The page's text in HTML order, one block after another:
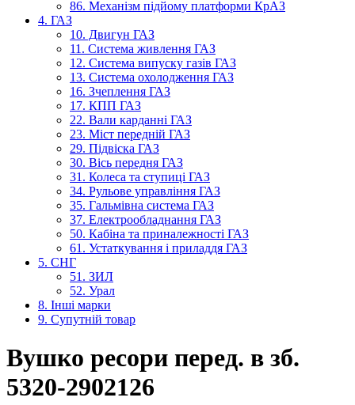
86. Механізм підйому платформи КрАЗ
4. ГАЗ
10. Двигун ГАЗ
11. Система живлення ГАЗ
12. Система випуску газів ГАЗ
13. Система охолодження ГАЗ
16. Зчеплення ГАЗ
17. КПП ГАЗ
22. Вали карданні ГАЗ
23. Міст передній ГАЗ
29. Підвіска ГАЗ
30. Вісь передня ГАЗ
31. Колеса та ступиці ГАЗ
34. Рульове управління ГАЗ
35. Гальмівна система ГАЗ
37. Електрообладнання ГАЗ
50. Кабіна та приналежності ГАЗ
61. Устаткування і приладдя ГАЗ
5. СНГ
51. ЗИЛ
52. Урал
8. Інші марки
9. Супутній товар
Вушко ресори перед. в зб.
5320-2902126